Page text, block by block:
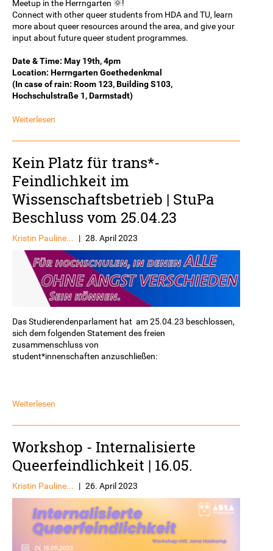
Meetup in the Herrngarten 🌞!
Connect with other queer students from HDA and TU, learn
more about queer resources around the area, and give your
input about future queer student programmes.
Date & Time: May 19th, 4pm
Location: Herrngarten Goethedenkmal
(In case of rain: Room 123, Building S103,
Hochschulstraße 1, Darmstadt)
Weiterlesen
Kein Platz für trans*-
Feindlichkeit im
Wissenschaftsbetrieb | StuPa
Beschluss vom 25.04.23
Kristin Pauline... | 28. April 2023
Das Studierendenparlament hat am 25.04.23 beschlossen,
sich dem folgenden Statement des freien
zusammenschluss von
student*innenschaften anzuschließen:
Weiterlesen
Workshop - Internalisierte
Queerfeindlichkeit | 16.05.
Kristin Pauline... | 26. April 2023